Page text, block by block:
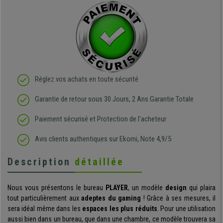
Réglez vos achats en toute sécurité
Garantie de retour sous 30 Jours, 2 Ans Garantie Totale
Paiement sécurisé et Protection de l'acheteur
Avis clients authentiques sur Ekomi, Note 4,9/5
Description détaillée
Nous vous présentons le bureau PLAYER, un modèle design qui plaira
tout particulièrement auxadeptes du gaming ! Grâce à ses mesures, il
sera idéal même dans les espaces les plus réduits. Pour une utilisation
aussi bien dans un bureau, que dans une chambre, ce modèle trouvera sa